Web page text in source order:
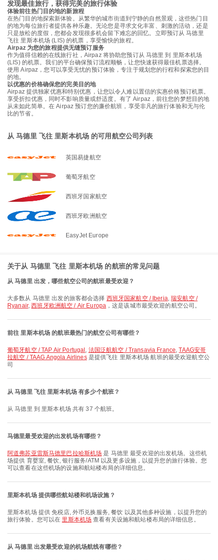
发现最佳旅行，获得完美的旅行体验
体验前往热门目的地的新旅程
在热门目的地探索新体验。从繁华的城市街道到宁静的自然景观，这些热门目
的地为每位旅行者提供各种乐趣。无论您是寻求文化丰富、刺激的活动，还是
只是放松的度假，您都会发现很多机会留下难忘的回忆。立即预订从 马德里
飞往 里斯本机场 (LIS) 的机票，享受愉快的旅程。
Airpaz 为您的旅程提供无缝预订服务
作为值得信赖的在线旅行社，Airpaz 将协助您预订从 马德里 到 里斯本机场
(LIS) 的机票。我们的平台确保预订流程顺畅，让您快速获得最佳机票选择。
使用 Airpaz，您可以享受无忧的预订体验，专注于规划您的行程和探索您的目
的地。
以优惠的价格确保您的完美目的地
Airpaz 提供独家优惠和特别优惠，让您以令人难以置信的实惠价格预订机票。
享受折扣优惠，同时不影响质量或舒适度。有了 Airpaz，前往您的梦想目的地
从未如此简单。在 Airpaz 预订您的廉价航班，享受非凡的旅行体验和无与伦
比的节省。
从 马德里 飞往 里斯本机场 的可用航空公司列表
英国易捷航空
葡萄牙航空
西班牙国家航空
西班牙欧洲航空
EasyJet Europe
关于从 马德里 飞往 里斯本机场 的航班的常见问题
从 马德里 出发，哪些航空公司的航班最受欢迎？
大多数从 马德里 出发的旅客都会选择 西班牙国家航空 / Iberia,瑞安航空 /
Ryanair,西班牙欧洲航空 / Air Europa ，这是该城市最受欢迎的航空公司。
前往 里斯本机场 的航班最热门的航空公司有哪些？
葡萄牙航空 / TAP Air Portugal , 法国泛航航空 / Transavia France,TAAG安哥
拉航空 / TAAG Angola Airlines是提供飞往 里斯本机场 航班的最受欢迎航空公
司
从 马德里 飞往 里斯本机场 有多少个航班？
从 马德里 到 里斯本机场 共有 37 个航班。
马德里最受欢迎的出发机场有哪些？
阿道弗苏亚雷斯马德里巴拉哈斯机场 是 马德里 最受欢迎的出发机场。这些机
场提供 育婴室, 餐饮, 银行服务/ATM 以及更多设施，以提升您的旅行体验。您
可以查看在这些机场的设施和航站楼布局的详细信息。
里斯本机场 提供哪些航站楼和机场设施？
里斯本机场 提供 免税店, 外币兑换服务, 餐饮 以及其他多种设施，以提升您的
旅行体验。您可以在 里斯本机场 查看有关设施和航站楼布局的详细信息。
从 马德里 出发最受欢迎的机场航线有哪些？